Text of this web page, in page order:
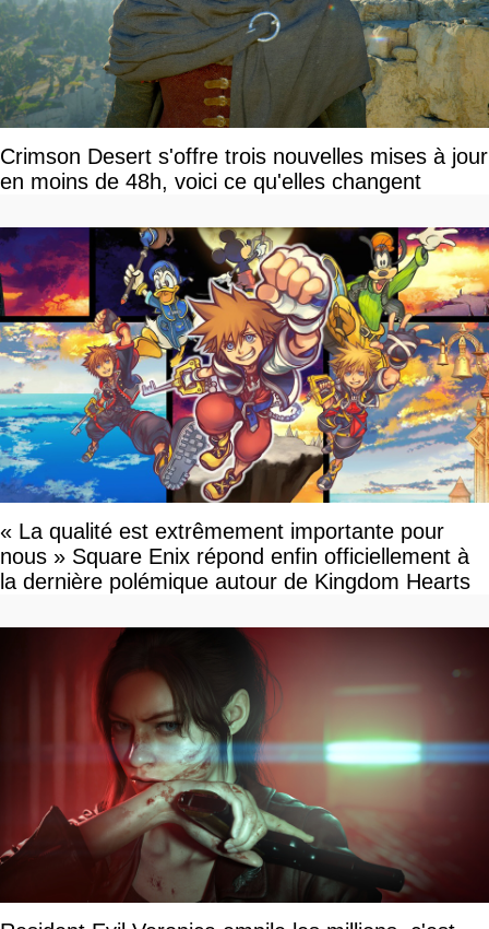
Crimson Desert s'offre trois nouvelles mises à jour
en moins de 48h, voici ce qu'elles changent
« La qualité est extrêmement importante pour
nous » Square Enix répond enfin officiellement à
la dernière polémique autour de Kingdom Hearts